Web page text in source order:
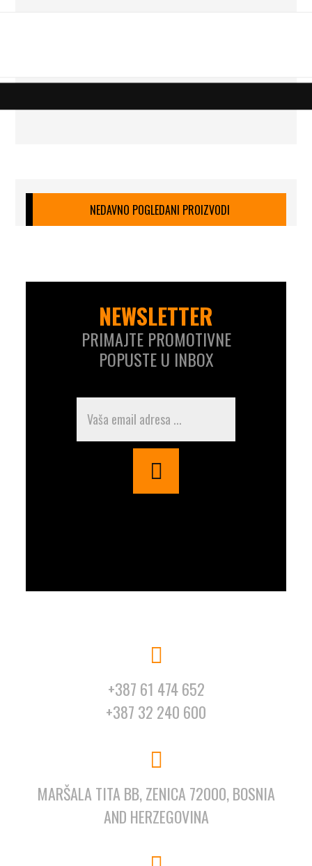
NEDAVNO POGLEDANI PROIZVODI
NEWSLETTER
PRIMAJTE PROMOTIVNE
POPUSTE U INBOX
+387 61 474 652
+387 32 240 600
MARŠALA TITA BB, ZENICA 72000, BOSNIA
AND HERZEGOVINA